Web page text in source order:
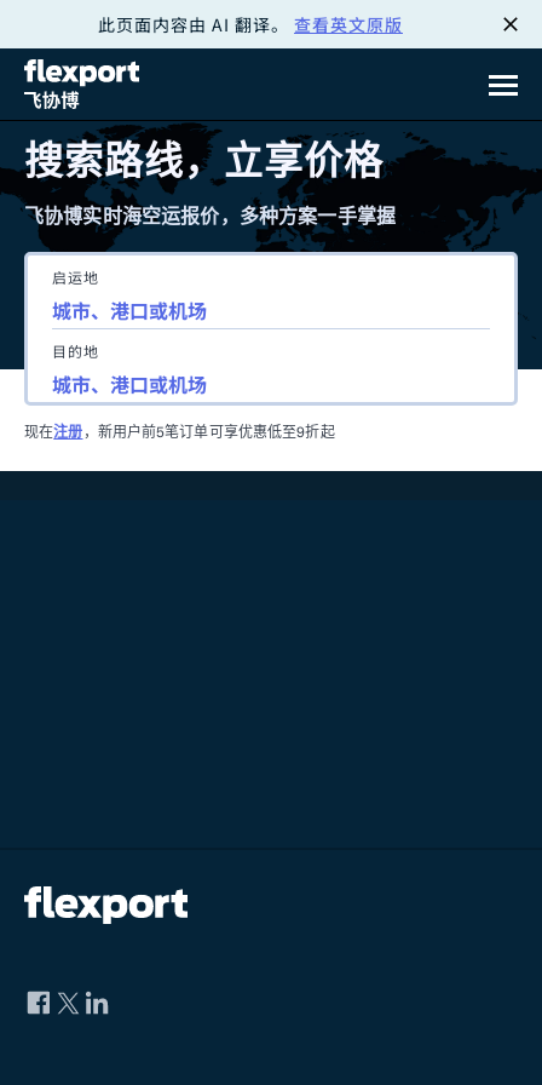
此页面内容由 AI 翻译。 查看英文原版
搜索路线，立享价格
飞协博实时海空运报价，多种方案一手掌握
启运地
目的地
现在注册 ，新用户前5笔订单可享优惠低至9折起